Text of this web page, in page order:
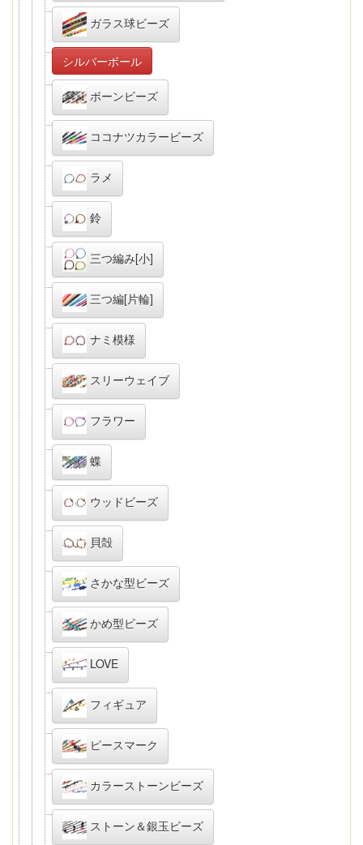
ガラス球ビーズ
シルバーボール
ボーンビーズ
ココナツカラービーズ
ラメ
鈴
三つ編み[小]
三つ編[片輪]
ナミ模様
スリーウェイブ
フラワー
蝶
ウッドビーズ
貝殻
さかな型ビーズ
かめ型ビーズ
LOVE
フィギュア
ピースマーク
カラーストーンビーズ
ストーン＆銀玉ビーズ